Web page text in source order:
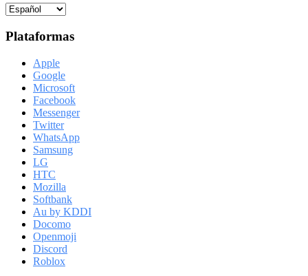
Plataformas
Apple
Google
Microsoft
Facebook
Messenger
Twitter
WhatsApp
Samsung
LG
HTC
Mozilla
Softbank
Au by KDDI
Docomo
Openmoji
Discord
Roblox